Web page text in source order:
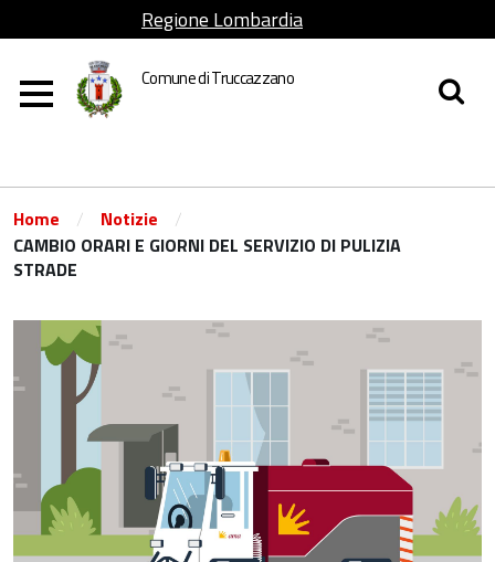
Regione Lombardia
Comune di Truccazzano
Home / Notizie /
CAMBIO ORARI E GIORNI DEL SERVIZIO DI PULIZIA
STRADE